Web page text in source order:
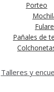
Porteo
Pañales de
Talleres y